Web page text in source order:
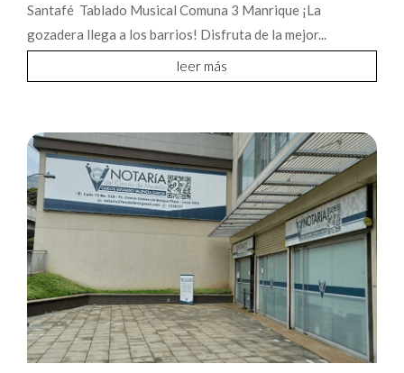
Santafé Tablado Musical Comuna 3 Manrique ¡La
gozadera llega a los barrios! Disfruta de la mejor...
leer más